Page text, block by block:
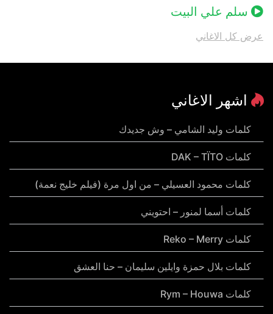
سلم علي البيت
عرض كل الاغاني
اشهر الاغاني
كلمات وليد الشامي – وش جديدك
كلمات DAK – TÏTO
كلمات محمود العسيلي – من اول مرة (فيلم خليج نعمة)
كلمات أسما لمنور – احتويني
كلمات Reko – Merry
كلمات بلال حمزة وايلين سليمان – حنا العشق
كلمات Rym – Houwa